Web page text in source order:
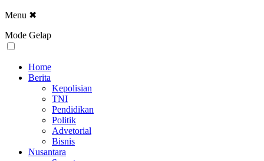
Menu ✖
Mode Gelap
Home
Berita
Kepolisian
TNI
Pendidikan
Politik
Advetorial
Bisnis
Nusantara